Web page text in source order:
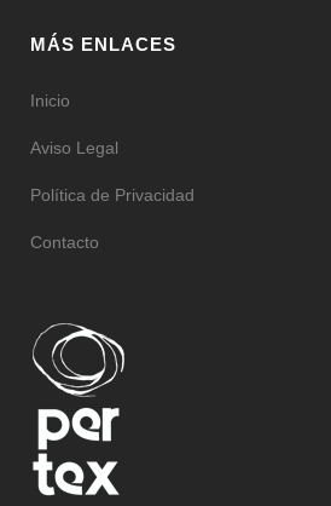
MÁS ENLACES
Inicio
Aviso Legal
Política de Privacidad
Contacto